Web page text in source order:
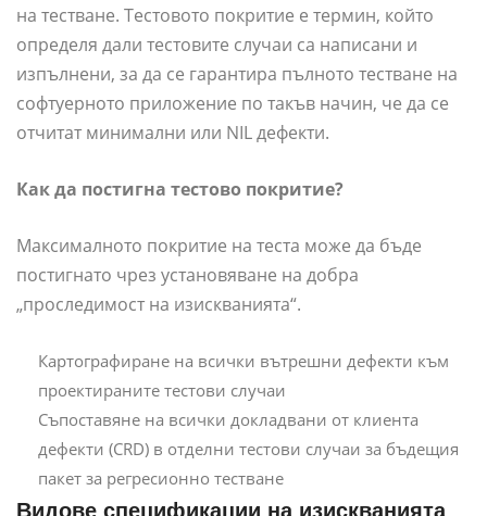
на тестване. Тестовото покритие е термин, който
определя дали тестовите случаи са написани и
изпълнени, за да се гарантира пълното тестване на
софтуерното приложение по такъв начин, че да се
отчитат минимални или NIL дефекти.
Как да постигна тестово покритие?
Максималното покритие на теста може да бъде
постигнато чрез установяване на добра
„проследимост на изискванията“.
Картографиране на всички вътрешни дефекти към
проектираните тестови случаи
Съпоставяне на всички докладвани от клиента
дефекти (CRD) в отделни тестови случаи за бъдещия
пакет за регресионно тестване
Видове спецификации на изискванията